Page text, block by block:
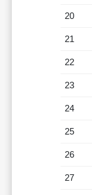
20
21
22
23
24
25
26
27